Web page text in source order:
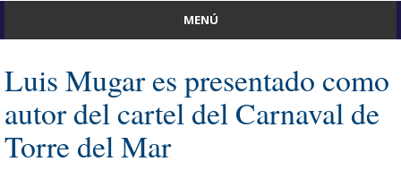
MENÚ
Luis Mugar es presentado como
autor del cartel del Carnaval de
Torre del Mar